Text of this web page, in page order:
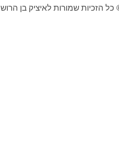
כל הזכיות שמורות לאיציק בן הרוש